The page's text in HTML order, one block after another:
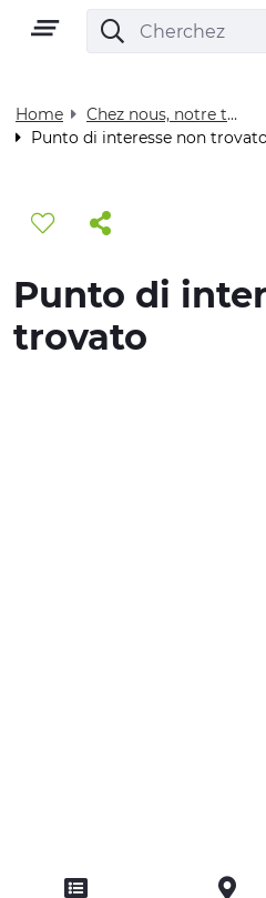
Home
Chez nous, notre territoire - Visit Cuneese
Punto di interesse non trovato
Punto di
trovato